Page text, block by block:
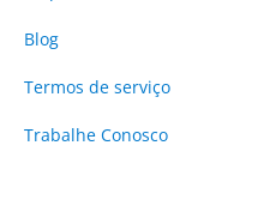
Blog
Termos de serviço
Trabalhe Conosco